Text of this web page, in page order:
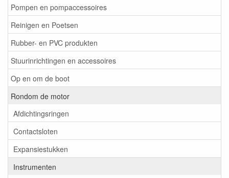
Pompen en pompaccessoires
Reinigen en Poetsen
Rubber- en PVC produkten
Stuurinrichtingen en accessoires
Op en om de boot
Rondom de motor
Afdichtingsringen
Contactsloten
Expansiestukken
Instrumenten